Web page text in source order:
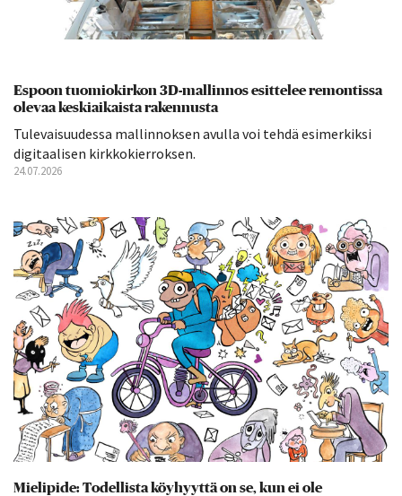
Espoon tuomiokirkon 3D-mallinnos esittelee remontissa
olevaa keskiaikaista rakennusta
Tulevaisuudessa mallinnoksen avulla voi tehdä esimerkiksi
digitaalisen kirkkokierroksen.
24.07.2026
Mielipide: Todellista köyhyyttä on se, kun ei ole